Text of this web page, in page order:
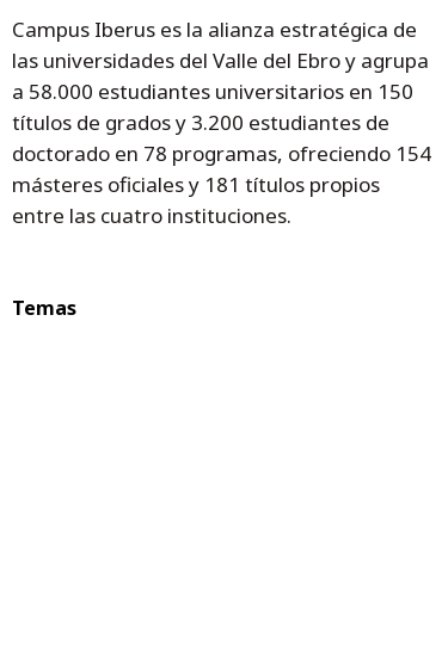
Campus Iberus es la alianza estratégica de
las universidades del Valle del Ebro y agrupa
a 58.000 estudiantes universitarios en 150
títulos de grados y 3.200 estudiantes de
doctorado en 78 programas, ofreciendo 154
másteres oficiales y 181 títulos propios
entre las cuatro instituciones.
Temas